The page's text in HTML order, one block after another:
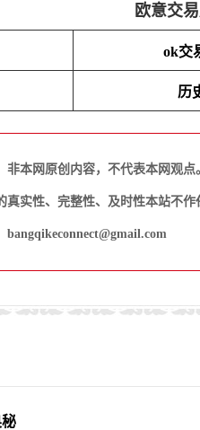
欧意交
ok交
历
非本网原创内容，不代表本网观
真实性、完整性、及时性本站不